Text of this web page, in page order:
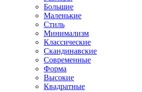
Большие
Маленькие
Стиль
Минимализм
Классические
Скандинавские
Современные
Форма
Высокие
Квадратные